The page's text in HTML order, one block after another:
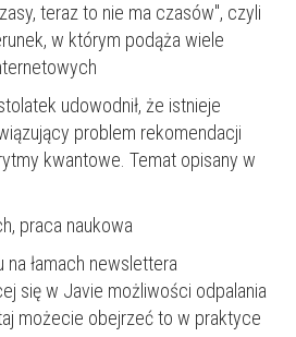
teraz to nie ma czasów", czyli
w którym podąża wiele
udowodnił, że istnieje
problem rekomendacji
kwantowe. Temat opisany w
praca naukowa
na łamach newslettera
się w Javie możliwości odpalania
możecie obejrzeć to w praktyce